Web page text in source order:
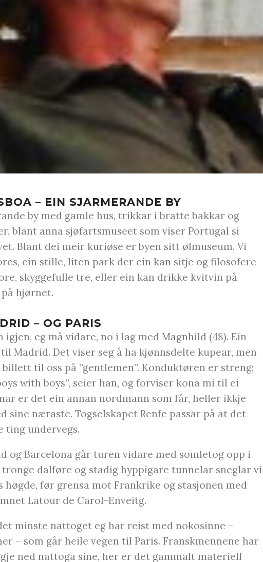
– EIN SJARMERANDE BY
by med gamle hus, trikkar i bratte bakkar og
blant anna sjøfartsmuseet som viser Portugal si
Blant dei meir kuriøse er byen sitt ølmuseum. Vi
ein stille, liten park der ein kan sitje og filosofere
skyggefulle tre, eller ein kan drikke kvitvin på
hjørnet.
– OG PARIS
eg må vidare, no i lag med Magnhild (48). Ein
Madrid. Det viser seg å ha kjønnsdelte kupear, men
til oss på ”gentlemen”. Konduktøren er streng;
with boys”, seier han, og forviser kona mi til ei
er det ein annan nordmann som får, heller ikkje
sine næraste. Togselskapet Renfe passar på at det
ting undervegs.
og Barcelona går turen vidare med somletog opp i
tronge dalføre og stadig hyppigare tunnelar sneglar vi
høgde, før grensa mot Frankrike og stasjonen med
Latour de Carol-Enveitg.
minste nattoget eg har reist med nokosinne –
– som går heile vegen til Paris. Franskmennene har
ned nattoga sine, her er det gammalt materiell